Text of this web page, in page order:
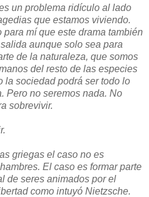
un problema ridículo al lado
que estamos viviendo.
mí que este drama también
aunque solo sea para
de la naturaleza, que somos
del resto de las especies
la sociedad podrá ser todo lo
Pero no seremos nada. No
sobrevivir.
griegas el caso no es
El caso es formar parte
de seres animados por el
como intuyó Nietzsche.